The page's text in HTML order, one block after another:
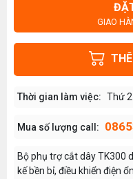
GIAO
Thời gian làm việc: Thứ
Mua số lượng call:
Bộ phụ trợ cắt dây TK300
kế bền bỉ, điều khiển điện